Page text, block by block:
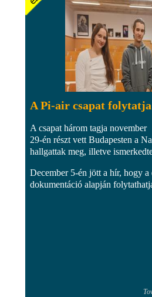
A Pi-air csapat
A csapat három tagja november
29-én részt vett Budapesten a
hallgattak meg, illetve
December 5-én jött a hír, hogy
dokumentáció alapján